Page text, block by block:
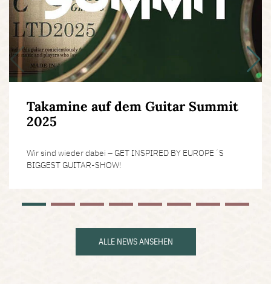
Takamine auf dem Guitar Summit
2025
Wir sind wieder dabei – GET INSPIRED BY EUROPE´S
BIGGEST GUITAR-SHOW!
ALLE NEWS ANSEHEN